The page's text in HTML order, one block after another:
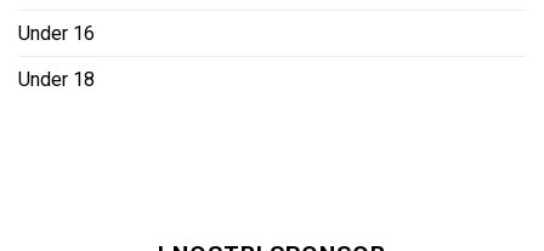
Under 16
Under 18